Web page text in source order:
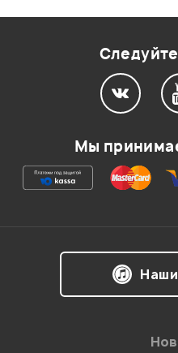
Ваша оценка:
Мы